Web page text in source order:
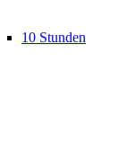
10 Stunden